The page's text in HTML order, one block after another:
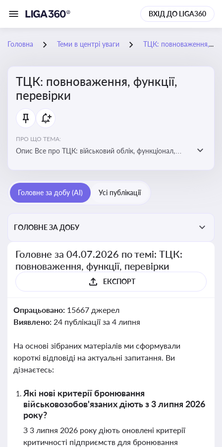
ВХІД ДО LIGA360
Головна Теми в центрі уваги ТЦК: повноваження, функції, перевірки
ТЦК: повноваження, функції,
перевірки
ПРО ЩО ТЕМА:
Опис Все про ТЦК: військовий облік, функціонал,
Головне за добу (AI) Усі публікації
ГОЛОВНЕ ЗА ДОБУ
Головне за 04.07.2026 по темі: ТЦК:
повноваження, функції, перевірки
ЕКСПОРТ
Опрацьовано: 15667 джерел
Виявлено: 24 публікації за 4 липня
На основі зібраних матеріалів ми сформували
короткі відповіді на актуальні запитання. Ви
дізнаєтесь:
Які нові критерії бронювання
військовозобов'язаних діють з 3 липня 2026
року?
З 3 липня 2026 року діють оновлені критерії
критичності підприємств для бронювання